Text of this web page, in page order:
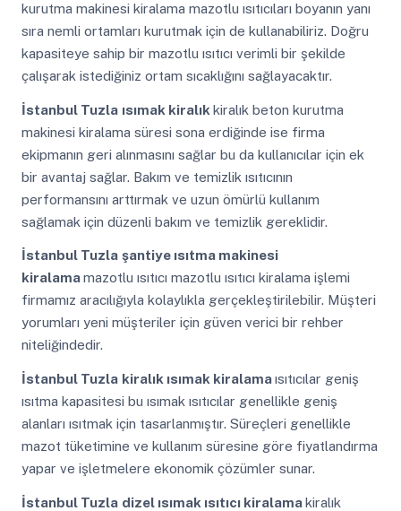
kurutma makinesi kiralama mazotlu ısıtıcıları boyanın yanı
sıra nemli ortamları kurutmak için de kullanabiliriz. Doğru
kapasiteye sahip bir mazotlu ısıtıcı verimli bir şekilde
çalışarak istediğiniz ortam sıcaklığını sağlayacaktır.
İstanbul Tuzla ısımak kiralık kiralık beton kurutma
makinesi kiralama süresi sona erdiğinde ise firma
ekipmanın geri alınmasını sağlar bu da kullanıcılar için ek
bir avantaj sağlar. Bakım ve temizlik ısıtıcının
performansını arttırmak ve uzun ömürlü kullanım
sağlamak için düzenli bakım ve temizlik gereklidir.
İstanbul Tuzla şantiye ısıtma makinesi
kiralamamazotlu ısıtıcı mazotlu ısıtıcı kiralama işlemi
firmamız aracılığıyla kolaylıkla gerçekleştirilebilir. Müşteri
yorumları yeni müşteriler için güven verici bir rehber
niteliğindedir.
İstanbul Tuzla kiralık ısımak kiralamaısıtıcılar geniş
ısıtma kapasitesi bu ısımak ısıtıcılar genellikle geniş
alanları ısıtmak için tasarlanmıştır. Süreçleri genellikle
mazot tüketimine ve kullanım süresine göre fiyatlandırma
yapar ve işletmelere ekonomik çözümler sunar.
İstanbul Tuzla dizel ısımak ısıtıcı kiralamakiralık